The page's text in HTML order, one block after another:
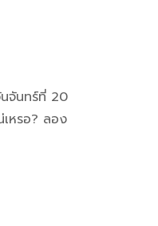
จันทร์ที่ 20
หรอ? ลอง